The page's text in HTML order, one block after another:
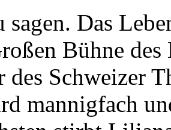
sagen. Das
Bühne des
des Schweizer
mannigfach